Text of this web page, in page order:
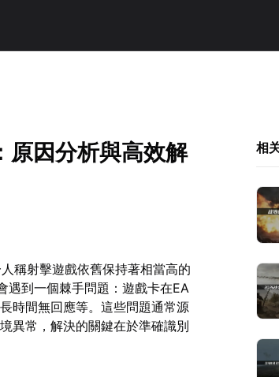
原因分析與高效解
稱射擊遊戲依舊保持著相當高的
遇到一個棘手問題：遊戲卡在EA
時間無回應等。這些問題通常源
異常，解決的關鍵在於準確識別
相